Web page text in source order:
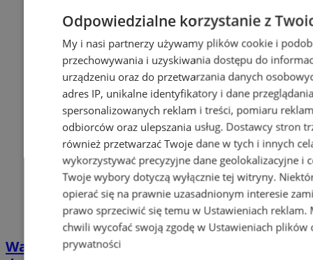
Wakacyjny wypoczynek nad Bałtykiem w
Odpowiedzialne korzystanie z
My i nasi partnerzy używamy plików cookie i
przechowywania i uzyskiwania dostępu do
urządzeniu oraz do przetwarzania danych
adres IP, unikalne identyfikatory i dane
spersonalizowanych reklam i treści, pomiaru
odbiorców oraz ulepszania usług. Dostawcy stron
również przetwarzać Twoje dane w tych i innych
wykorzystywać precyzyjne dane geolokalizacyjne i
Twoje wybory dotyczą wyłącznie tej witryny.
opierać się na prawnie uzasadnionym interesie
prawo sprzeciwić się temu w Ustawieniach reklam.
chwili wycofać swoją zgodę w Ustawieniach plików
prywatności